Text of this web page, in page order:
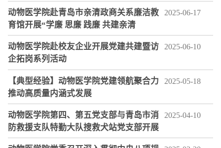
动物医学院赴青岛市亲清政商关系廉洁教
育馆开展“学廉 思廉 践廉 共建亲清
2025-06-17
动物医学院赴校友企业开展党建共建暨访
企拓岗系列活动
2025-06-10
【典型经验】动物医学院党建领航聚合力
推动高质量内涵式发展
2025-05-18
动物医学院第四、第五党支部与青岛市消
防救援支队特勤大队搜救犬站党支部开展
2025-04-10